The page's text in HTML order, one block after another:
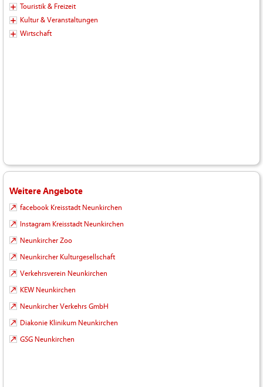
Touristik & Freizeit
Kultur & Veranstaltungen
Wirtschaft
Weitere Angebote
facebook Kreisstadt Neunkirchen
Instagram Kreisstadt Neunkirchen
Neunkircher Zoo
Neunkircher Kulturgesellschaft
Verkehrsverein Neunkirchen
KEW Neunkirchen
Neunkircher Verkehrs GmbH
Diakonie Klinikum Neunkirchen
GSG Neunkirchen